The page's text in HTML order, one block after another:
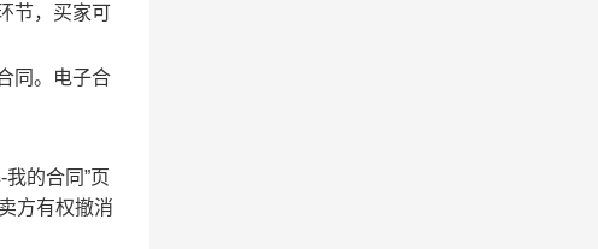
节，买家可
同。电子合
的合同”页
方有权撤消